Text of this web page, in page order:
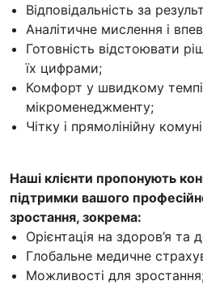
Відповідальність за
Аналітичне мислення і
Готовність відстоювати
їх цифрами;
Комфорт у швидкому
мікроменеджменту;
Чітку і прямолінійну
Наші клієнти пропонують
підтримки вашого
зростання, зокрема:
Орієнтація на здоров’я та
Глобальне медичне
Можливості для